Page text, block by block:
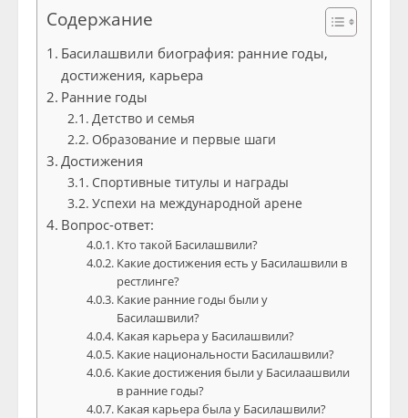
Содержание
Басилашвили биография: ранние годы,
достижения, карьера
Ранние годы
Детство и семья
Образование и первые шаги
Достижения
Спортивные титулы и награды
Успехи на международной арене
Вопрос-ответ:
Кто такой Басилашвили?
Какие достижения есть у Басилашвили в
рестлинге?
Какие ранние годы были у
Басилашвили?
Какая карьера у Басилашвили?
Какие национальности Басилашвили?
Какие достижения были у Басилаашвили
в ранние годы?
Какая карьера была у Басилашвили?